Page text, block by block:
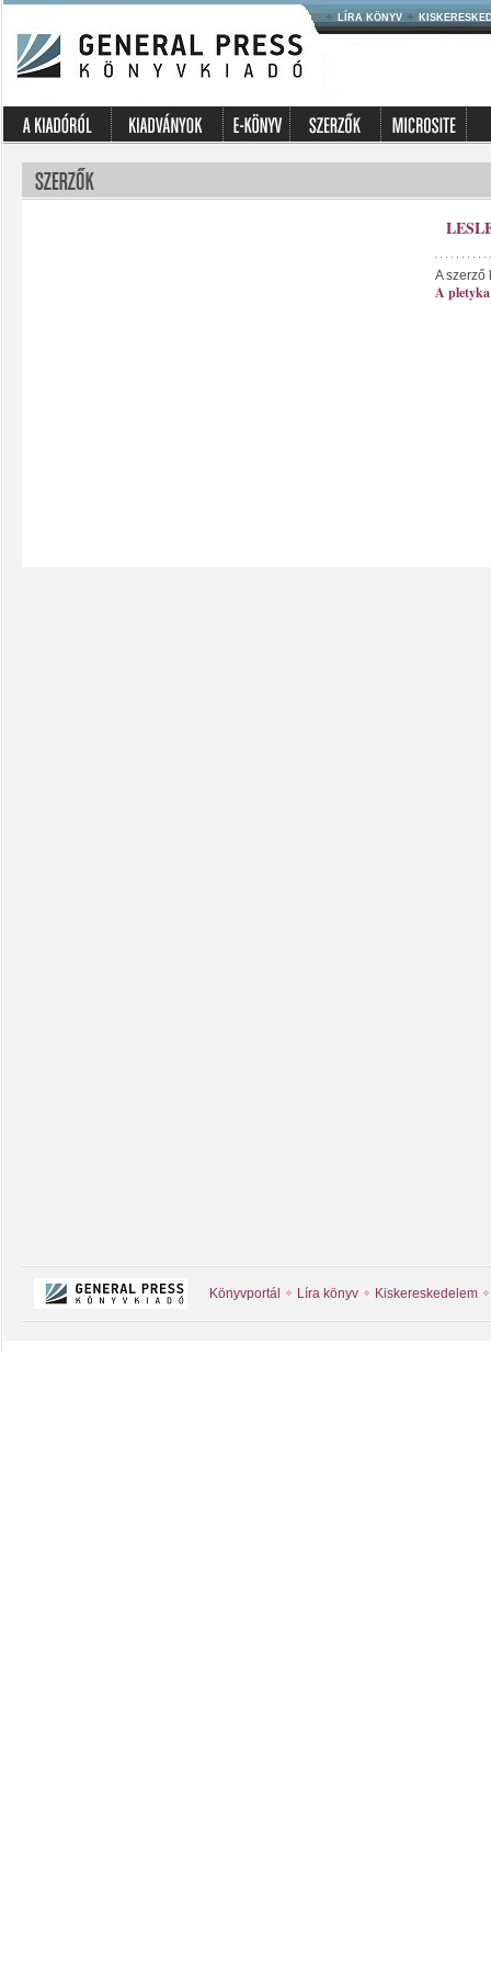
LÍRA KÖNYV
A szerző
A pletyka
Könyvportál Líra könyv Kiskereskedelem